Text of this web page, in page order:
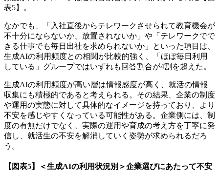
表5】。
なかでも、「入社直後からテレワークさせられて教育機会が
不十分にならないか、放置されないか」や「テレワークでで
きる仕事でも毎日出社を求められないか」といった項目は、
生成AIの利用頻度との相関が比較的強く、「ほぼ毎日利用
している」グループではいずれも回答割合が4割を超えた。
生成AIの利用頻度が高い層は情報感度が高く、就活の情報
収集にも積極的であると考えられる。その結果、企業の制度
や運用の実態に対して具体的なイメージを持っており、より
不安を感じやすくなっている可能性がある。企業側には、制
度の有無だけでなく、実際の運用や育成の考え方を丁寧に発
信し、就活生の不安を解消していく姿勢が求められるだろ
う。
【図表5】＜生成AIの利用状況別＞企業選びにあたって不安